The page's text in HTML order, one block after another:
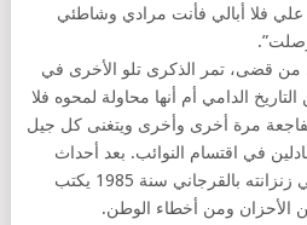
فلا أبالي فأنت مرادي وشاطئي
قضى، تمر الذكرى تلو الأخرى في
الدامي أم أنها محاولة لمحوه فلا
مرة أخرى وأخرى ويتغنى كل جيل
في اقتسام النوائب. بعد أحداث
1978 كان الصغير أولاد أحمد في زنزانته بالقرجاني سنة 1985 يكتب
الأحزان ومن أخطاء الوطن.